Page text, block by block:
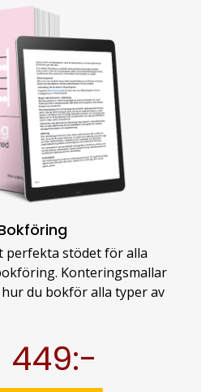
perfekta stödet för alla
Konteringsmallar
du bokför alla typer av
449:-